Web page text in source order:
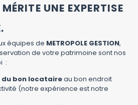
UNE EXPERTISE
équipes de METROPOLE GESTION,
de votre patrimoine sont nos
:
du bon locataireau bon endroit
(notreexpérience est notre